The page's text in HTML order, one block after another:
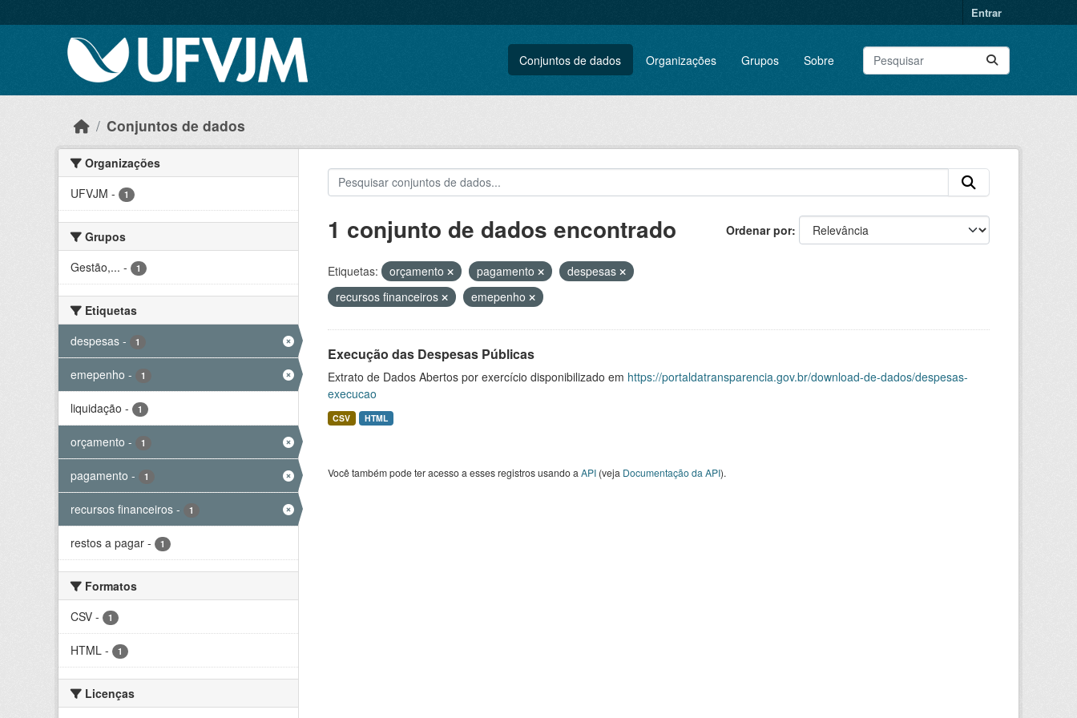
Entrar
Conjuntos de dados Organizações Grupos Sobre
Conjuntos de dados
Organizações
UFVJM - 1
Grupos
Gestão,... - 1
Etiquetas
despesas - 1
emepenho - 1
liquidação - 1
orçamento - 1
pagamento - 1
recursos financeiros - 1
restos a pagar - 1
Formatos
CSV - 1
HTML - 1
Licenças
Ordenar por
1 conjunto de dados encontrado
Etiquetas: orçamento pagamento
despesas
recursos financeiros
emepenho
Execução das Despesas Públicas
Extrato de Dados Abertos por exercício disponibilizado em https://portaldatransparencia.gov.br/download-de-dados/despesas-
execucao
CSV HTML
Você também pode ter acesso a esses registros usando a API(veja Documentação da API).